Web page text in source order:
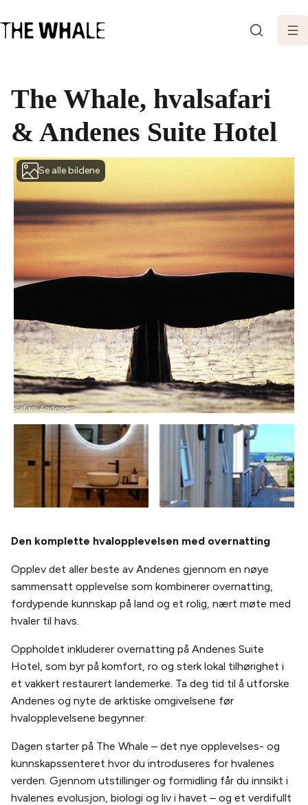
The Whale, hvalsafari
& Andenes Suite Hotel
Se alle bildene
Den komplette hvalopplevelsen med overnatting
Opplev det aller beste av Andenes gjennom en nøye
sammensatt opplevelse som kombinerer overnatting,
fordypende kunnskap på land og et rolig, nært møte med
hvaler til havs.
Oppholdet inkluderer overnatting på Andenes Suite
Hotel, som byr på komfort, ro og sterk lokal tilhørighet i
et vakkert restaurert landemerke. Ta deg tid til å utforske
Andenes og nyte de arktiske omgivelsene før
hvalopplevelsene begynner.
Dagen starter på The Whale – det nye opplevelses- og
kunnskapssenteret hvor du introduseres for hvalenes
verden. Gjennom utstillinger og formidling får du innsikt i
hvalenes evolusjon, biologi og liv i havet – og et verdifullt